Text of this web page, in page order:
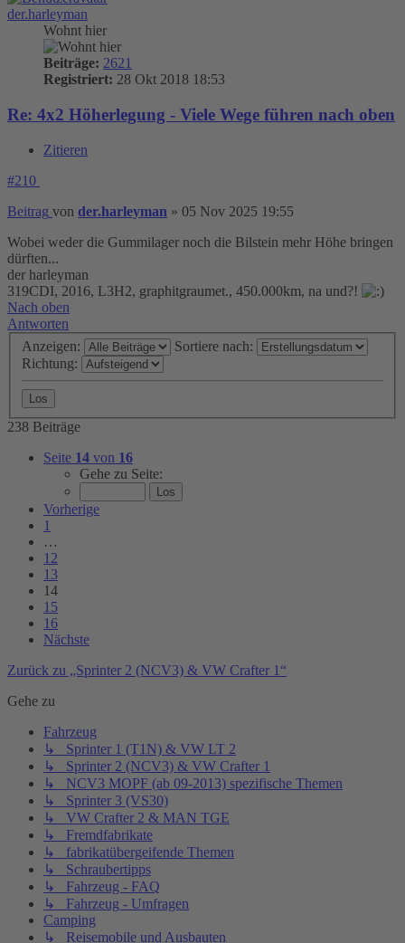
der.harleyman
Wohnt hier
Beiträge: 2621
Registriert: 28 Okt 2018 18:53
Re: 4x2 Höherlegung - Viele Wege führen nach oben
Zitieren
#210
Beitrag von der.harleyman » 05 Nov 2025 19:55
Wobei weder die Gummilager noch die Bilstein mehr Höhe bringen
dürften...
der harleyman
319CDI, 2016, L3H2, graphitgraumet., 450.000km, na und?!
Nach oben
Antworten
Anzeigen:
Sortiere nach:
Richtung:
238 Beiträge
Seite 14 von 16
Gehe zu Seite:
Vorherige
1
…
12
13
14
15
16
Nächste
Zurück zu „Sprinter 2 (NCV3) & VW Crafter 1“
Gehe zu
Fahrzeug
↳ Sprinter 1 (T1N) & VW LT 2
↳ Sprinter 2 (NCV3) & VW Crafter 1
↳ NCV3 MOPF (ab 09-2013) spezifische Themen
↳ Sprinter 3 (VS30)
↳ VW Crafter 2 & MAN TGE
↳ Fremdfabrikate
↳ fabrikatübergeifende Themen
↳ Schraubertipps
↳ Fahrzeug - FAQ
↳ Fahrzeug - Umfragen
Camping
↳ Reisemobile und Ausbauten